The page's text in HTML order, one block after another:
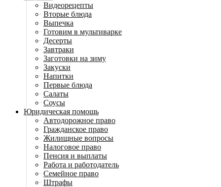
Видеорецепты
Вторые блюда
Выпечка
Готовим в мультиварке
Десерты
Завтраки
Заготовки на зиму
Закуски
Напитки
Первые блюда
Салаты
Соусы
Юридическая помощь
Автодорожное право
Гражданское право
Жилищные вопросы
Налоговое право
Пенсия и выплаты
Работа и работодатель
Семейное право
Штрафы